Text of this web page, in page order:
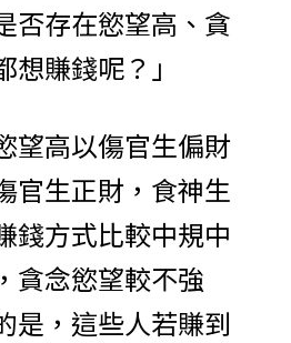
否存在慾望高、貪
賺錢呢？」
望高以傷官生偏財
官生正財，食神生
錢方式比較中規中
貪念慾望較不強
是，這些人若賺到